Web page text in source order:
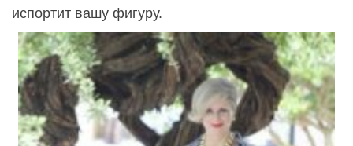
испортит вашу фигуру.